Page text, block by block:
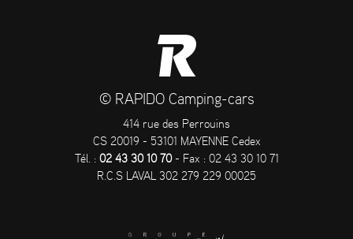
© RAPIDO Camping-cars
414 rue des Perrouins
CS 20019 - 53101 MAYENNE Cedex
Tél. : 02 43 30 10 70- Fax : 02 43 30 10 71
R.C.S LAVAL 302 279 229 00025